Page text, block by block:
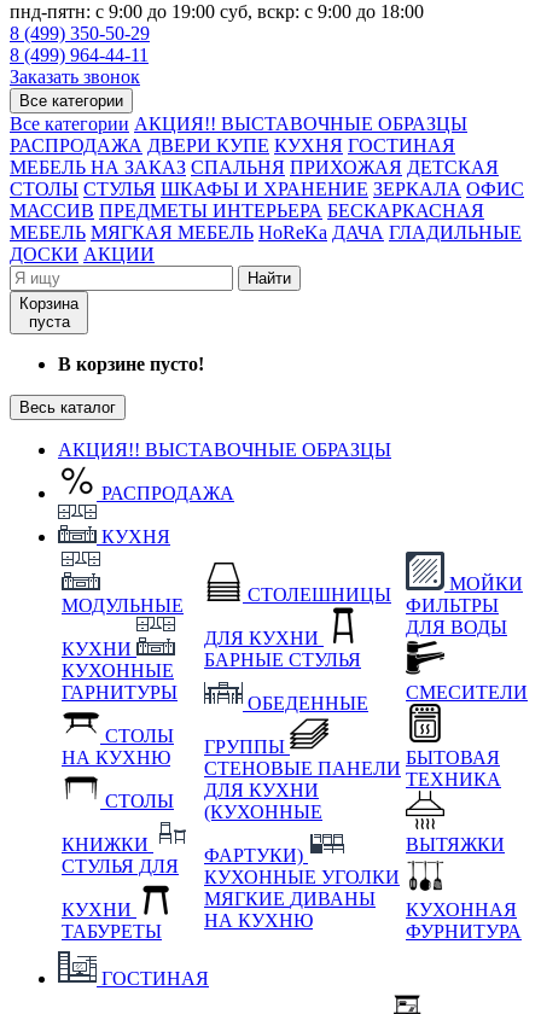
пнд-пятн: с 9:00 до 19:00 суб, вскр: с 9:00 до 18:00
8 (499) 350-50-29
8 (499) 964-44-11
Заказать звонок
Все категории
Все категории АКЦИЯ!! ВЫСТАВОЧНЫЕ ОБРАЗЦЫ
РАСПРОДАЖА ДВЕРИ КУПЕ КУХНЯ ГОСТИНАЯ
МЕБЕЛЬ НА ЗАКАЗ СПАЛЬНЯ ПРИХОЖАЯ ДЕТСКАЯ
СТОЛЫ СТУЛЬЯ ШКАФЫ И ХРАНЕНИЕ ЗЕРКАЛА ОФИС
МАССИВ ПРЕДМЕТЫ ИНТЕРЬЕРА БЕСКАРКАСНАЯ
МЕБЕЛЬ МЯГКАЯ МЕБЕЛЬ HoReKa ДАЧА ГЛАДИЛЬНЫЕ
ДОСКИ АКЦИИ
Найти
Корзина
пуста
В корзине пусто!
Весь каталог
АКЦИЯ!! ВЫСТАВОЧНЫЕ ОБРАЗЦЫ
РАСПРОДАЖА
КУХНЯ
МОДУЛЬНЫЕ
КУХНИ
КУХОННЫЕ
ГАРНИТУРЫ
СТОЛЫ
НА КУХНЮ
СТОЛЫ
КНИЖКИ
СТУЛЬЯ ДЛЯ
КУХНИ
ТАБУРЕТЫ
СТОЛЕШНИЦЫ
ДЛЯ КУХНИ
БАРНЫЕ СТУЛЬЯ
ОБЕДЕННЫЕ
ГРУППЫ
СТЕНОВЫЕ ПАНЕЛИ
ДЛЯ КУХНИ
(КУХОННЫЕ
ФАРТУКИ)
КУХОННЫЕ УГОЛКИ
МЯГКИЕ ДИВАНЫ
НА КУХНЮ
МОЙКИ
ФИЛЬТРЫ
ДЛЯ ВОДЫ
СМЕСИТЕЛИ
БЫТОВАЯ
ТЕХНИКА
ВЫТЯЖКИ
КУХОННАЯ
ФУРНИТУРА
ГОСТИНАЯ